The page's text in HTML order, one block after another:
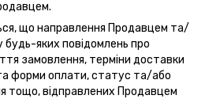
що направлення Продавцем та/
будь-яких повідомлень про
замовлення, терміни доставки
форми оплати, статус та/або
тощо, відправлених Продавцем